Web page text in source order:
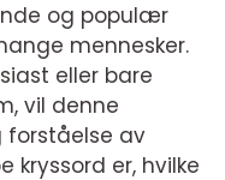
og populær
mennesker.
eller bare
vil denne
forståelse av
kryssord er, hvilke